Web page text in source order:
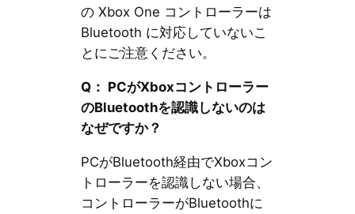
の Xbox One コントローラーは
Bluetooth に対応していないこ
とにご注意ください。
Q： PCがXboxコントローラー
のBluetoothを認識しないのは
なぜですか？
PCがBluetooth経由でXboxコン
トローラーを認識しない場合、
コントローラーがBluetoothに